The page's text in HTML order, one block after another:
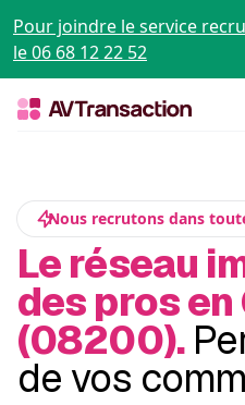
Pour joindre le service
le 06 68 12 22 52
Nous recrutons dans
Le réseau
des pros
(08200).
de vos